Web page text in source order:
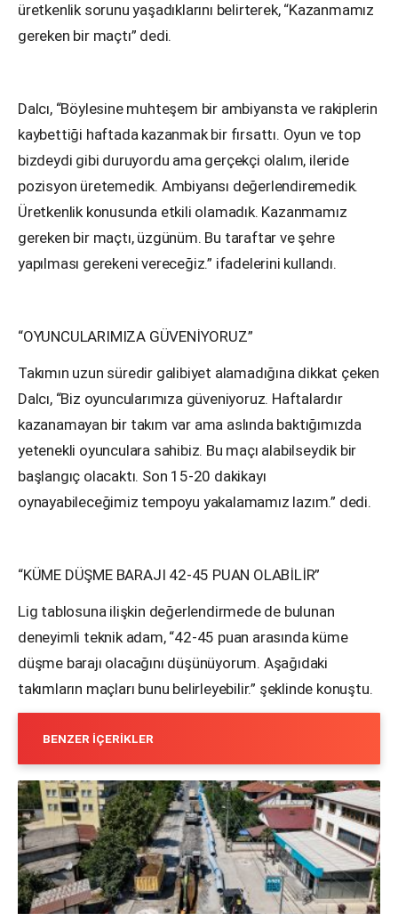
üretkenlik sorunu yaşadıklarını belirterek, “Kazanmamız
gereken bir maçtı” dedi.
Dalcı, “Böylesine muhteşem bir ambiyansta ve rakiplerin
kaybettiği haftada kazanmak bir fırsattı. Oyun ve top
bizdeydi gibi duruyordu ama gerçekçi olalım, ileride
pozisyon üretemedik. Ambiyansı değerlendiremedik.
Üretkenlik konusunda etkili olamadık. Kazanmamız
gereken bir maçtı, üzgünüm. Bu taraftar ve şehre
yapılması gerekeni vereceğiz.” ifadelerini kullandı.
“OYUNCULARIMIZA GÜVENİYORUZ”
Takımın uzun süredir galibiyet alamadığına dikkat çeken
Dalcı, “Biz oyuncularımıza güveniyoruz. Haftalardır
kazanamayan bir takım var ama aslında baktığımızda
yetenekli oyunculara sahibiz. Bu maçı alabilseydik bir
başlangıç olacaktı. Son 15-20 dakikayı
oynayabileceğimiz tempoyu yakalamamız lazım.” dedi.
“KÜME DÜŞME BARAJI 42-45 PUAN OLABİLİR”
Lig tablosuna ilişkin değerlendirmede de bulunan
deneyimli teknik adam, “42-45 puan arasında küme
düşme barajı olacağını düşünüyorum. Aşağıdaki
takımların maçları bunu belirleyebilir.” şeklinde konuştu.
BENZER İÇERIKLER